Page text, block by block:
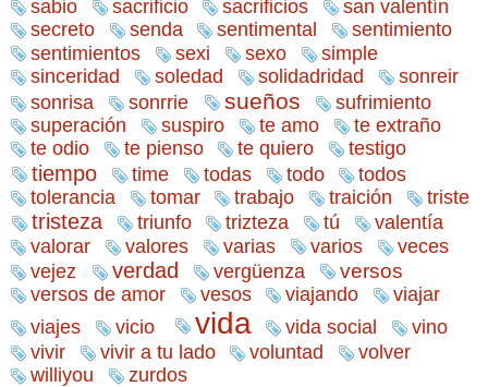
sabio sacrificio sacrificios
san valentín
secreto
senda sentimental sentimiento
sentimientos sexi sexo
simple
sinceridad
soledad solidadridad
sonreir
sonrisa
sonrrie sueños
sufrimiento
superación
suspiro te amo
te extraño
te odio
te pienso te quiero testigo
tiempo time todas todo
todos
tolerancia
tomar trabajo traición triste
tristeza triunfo trizteza tú
valentía
valorar
valores varias varios
veces
vejez
verdad vergüenza versos
versos de amor vesos viajando
viajar
viajes
vicio vida vida social
vino
vivir
vivir a tu lado voluntad
volver
williyou
zurdos